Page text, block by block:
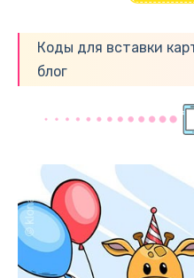
Коды для вставки
блог